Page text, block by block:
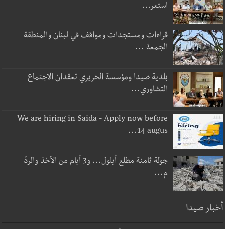
استعر...
قراءات ومستجدات ومواقف في لبنان والمنطقة -
الجمعة ...
بلدية صيدا ومؤسسة الحريري تعقدان الاجتماع
التشاوري...
We are hiring in Saida - Apply now before
14 augus...
جولة ثامنة مطلع أيلول... و3 أيام من الأخذ والردّ
م...
أخبار صيدا